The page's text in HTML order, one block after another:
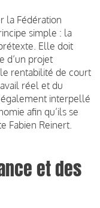
la Fédération
simple : la
Elle doit
d’un projet
rentabilité de court
réel et du
interpellé
afin qu’ils se
Fabien Reinert.
et des